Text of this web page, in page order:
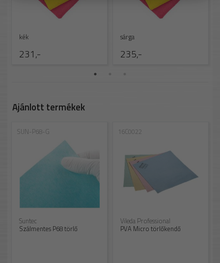
231,-
kék
235,-
sárga
Ajánlott termékek
SUN-P68-G
Suntec
Szálmentes P68 törlő
16C0022
Vileda Professional
PVA Micro törlőkendő